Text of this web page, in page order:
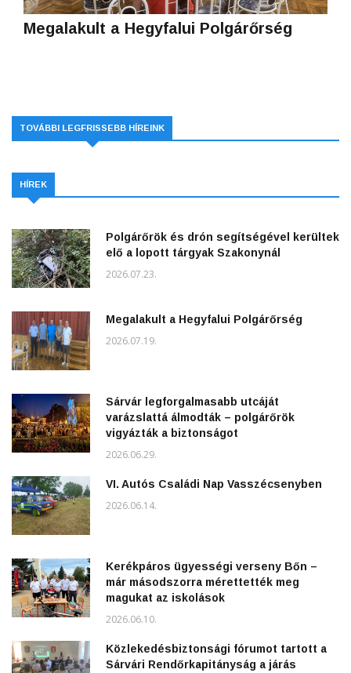
Megalakult a Hegyfalui Polgárőrség
TOVÁBBI LEGFRISSEBB HÍREINK
HÍREK
Polgárőrök és drón segítségével kerültek
elő a lopott tárgyak Szakonynál
2026.07.23.
Megalakult a Hegyfalui Polgárőrség
2026.07.19.
Sárvár legforgalmasabb utcáját
varázslattá álmodták – polgárőrök
vigyázták a biztonságot
2026.06.29.
VI. Autós Családi Nap Vasszécsenyben
2026.06.14.
Kerékpáros ügyességi verseny Bőn –
már másodszorra mérettették meg
magukat az iskolások
2026.06.10.
Közlekedésbiztonsági fórumot tartott a
Sárvári Rendőrkapitányság a járás